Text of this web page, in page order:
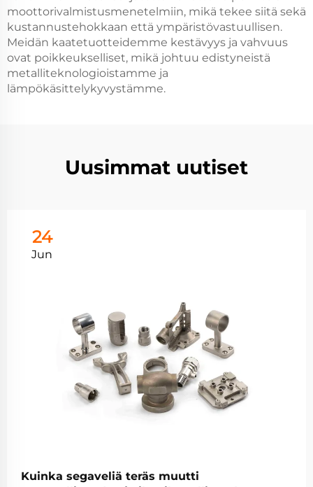
moottorivalmistusmenetelmiin, mikä tekee siitä sekä
kustannustehokkaan että ympäristövastuullisen.
Meidän kaatetuotteidemme kestävyys ja vahvuus
ovat poikkeukselliset, mikä johtuu edistyneistä
metalliteknologioistamme ja
lämpökäsittelykyvystämme.
Uusimmat uutiset
24
Jun
Kuinka segaveliä teräs muutti